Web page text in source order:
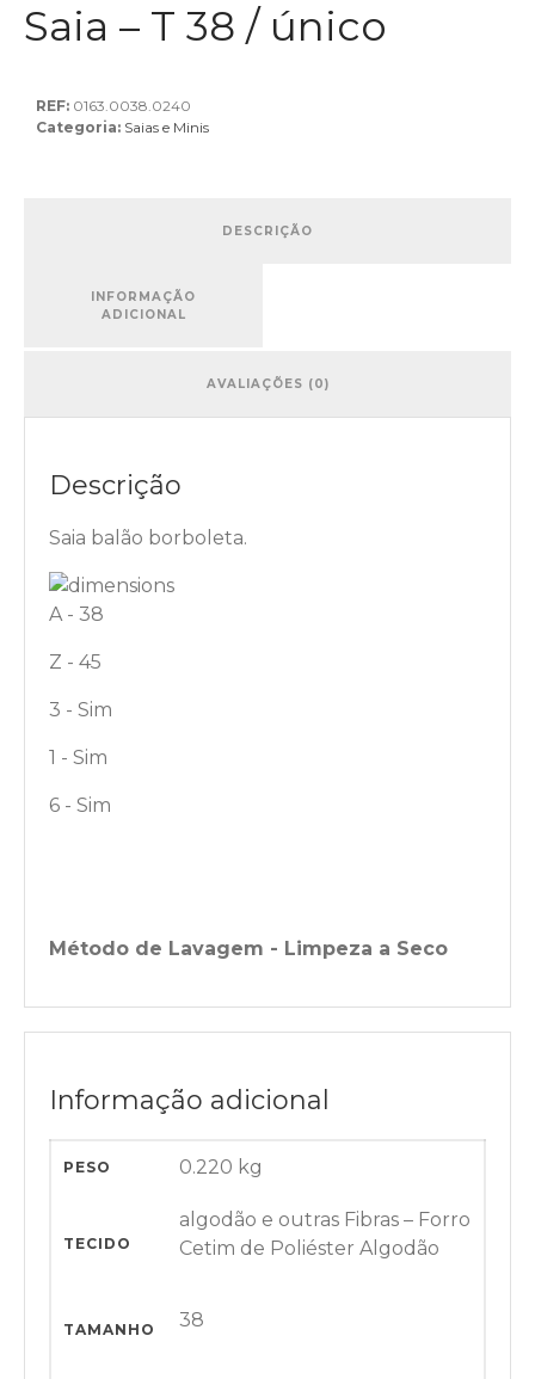
Saia – T 38 / único
REF: 0163.0038.0240
Categoria: Saias e Minis
DESCRIÇÃO
INFORMAÇÃO
ADICIONAL
AVALIAÇÕES (0)
Descrição
Saia balão borboleta.
A - 38
Z - 45
3 - Sim
1 - Sim
6 - Sim
Método de Lavagem - Limpeza a Seco
Informação adicional
PESO 0.220 kg
TECIDO
algodão e outras Fibras – Forro
Cetim de Poliéster Algodão
TAMANHO 38